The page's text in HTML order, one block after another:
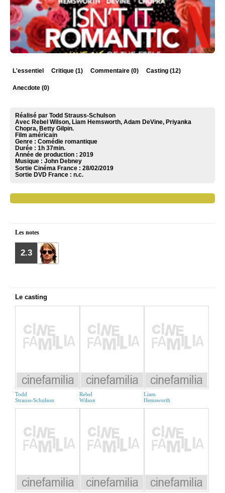
L'essentiel Critique (1) Commentaire (0) Casting (12)
Anecdote (0)
Réalisé par Todd Strauss-Schulson
Avec Rebel Wilson, Liam Hemsworth, Adam DeVine, Priyanka
Chopra, Betty Gilpin.
Film américain
Genre : Comédie romantique
Durée : 1h 37min.
Année de production : 2019
Musique : John Debney
Sortie Cinéma France : 28/02/2019
Sortie DVD France : n.c.
Les notes
2.3
Le casting
Todd
Strauss-Schulson
Rebel
Wilson
Liam
Hemsworth